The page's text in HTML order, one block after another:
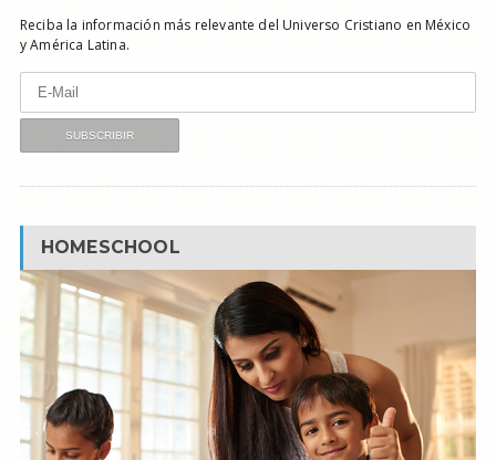
Reciba la información más relevante del Universo Cristiano en México
y América Latina.
HOMESCHOOL